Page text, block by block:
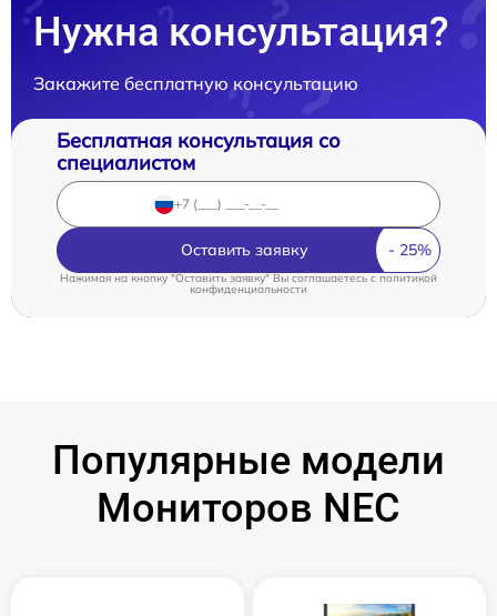
Нужна консультация?
Закажите бесплатную консультацию
Бесплатная консультация со
специалистом
Оставить заявку
Нажимая на кнопку "Оставить заявку" Вы соглашаетесь cполитикой
конфиденциальности
Популярные модели
Мониторов NEC